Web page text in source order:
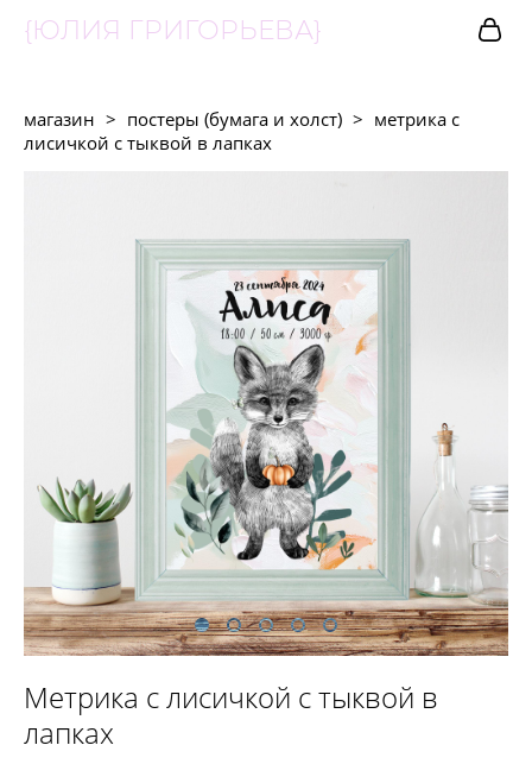
{ЮЛИЯ ГРИГОРЬЕВА}
магазин > постеры (бумага и холст) > метрика с
лисичкой с тыквой в лапках
Метрика с лисичкой с тыквой в
лапках